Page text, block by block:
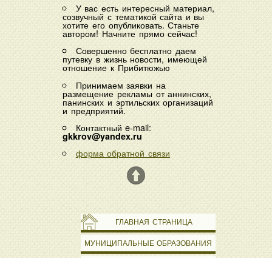
У вас есть интересный материал,
созвучный с тематикой сайта и вы
хотите его опубликовать. Станьте
автором! Начните прямо сейчас!
Совершенно бесплатно даем
путевку в жизнь новости, имеющей
отношение к Прибитюжью
Принимаем заявки на
размещение рекламы от аннинских,
панинских и эртильских организаций
и предприятий.
Контактный e-mail:
gkkrov@yandex.ru
форма обратной связи
ГЛАВНАЯ СТРАНИЦА
МУНИЦИПАЛЬНЫЕ ОБРАЗОВАНИЯ